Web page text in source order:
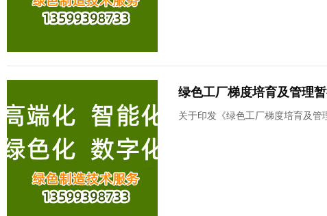
绿色工厂梯度培育及管理
关于印发《绿色工厂梯度培育及管